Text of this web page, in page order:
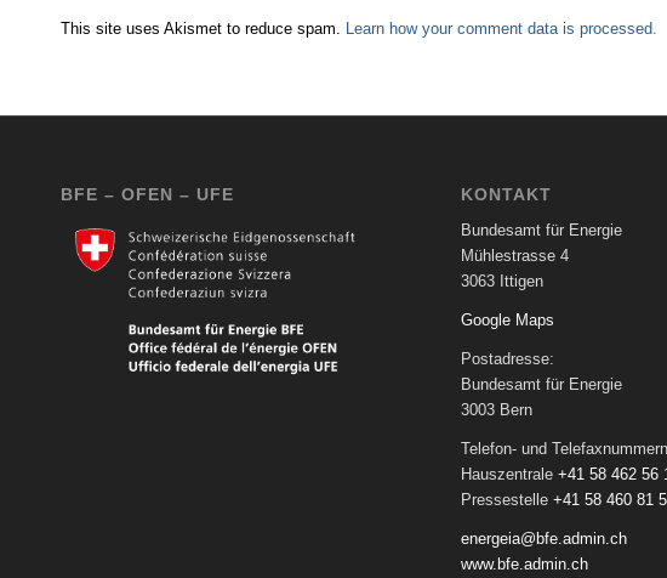
This site uses Akismet to reduce spam. Learn how your comment data is processed.
BFE – OFEN – UFE KONTAKT
Bundesamt für Energie
Mühlestrasse 4
3063 Ittigen
Google Maps
Postadresse:
Bundesamt für Energie
3003 Bern
Telefon- und
Hauszentrale +41 58 462 56
Pressestelle +41 58 460 81
energeia@bfe.admin.ch
www.bfe.admin.ch